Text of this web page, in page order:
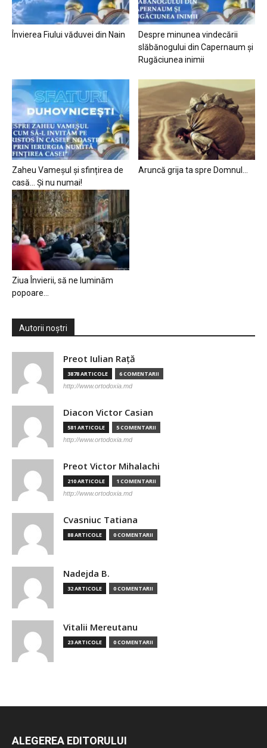
Învierea Fiului văduvei din Nain
Despre minunea vindecării
slăbănogului din Capernaum și
Rugăciunea inimii
Zaheu Vameșul și sfințirea de
casă… Și nu numai!
Aruncă grija ta spre Domnul…
Ziua Învierii, să ne luminăm
popoare…
Autorii noștri
Preot Iulian Raţă
3878 ARTICOLE 6 COMENTARII
http://www.ortodoxia.md
Diacon Victor Casian
581 ARTICOLE 5 COMENTARII
http://www.ortodoxia.md
Preot Victor Mihalachi
210 ARTICOLE 1 COMENTARII
http://www.ortodoxia.md
Cvasniuc Tatiana
88 ARTICOLE 0 COMENTARII
Nadejda B.
32 ARTICOLE 0 COMENTARII
Vitalii Mereutanu
23 ARTICOLE 0 COMENTARII
ALEGEREA EDITORULUI